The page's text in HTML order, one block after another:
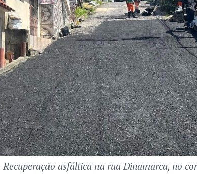
Recuperação asfáltica na rua Dinamarca, no